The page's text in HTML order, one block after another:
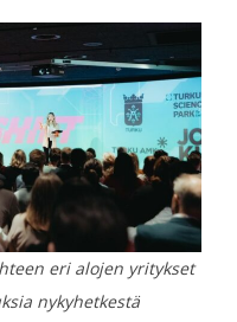
eri alojen yritykset
nykyhetkestä